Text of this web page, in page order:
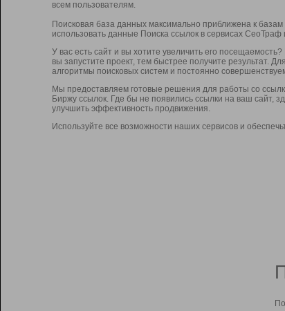
всем пользователям.
Поисковая база данных максимально приближена к
использовать данные Поиска ссылок в сервисах
У вас есть сайт и вы хотите увеличить его
вы запустите проект, тем быстрее получите результат.
алгоритмы поисковых систем и постоянно
Мы предоставляем готовые решения для работы со
Биржу ссылок. Где бы не появились ссылки на ваш сайт,
улучшить эффективность продвижения.
Используйте все возможности наших сервисов и